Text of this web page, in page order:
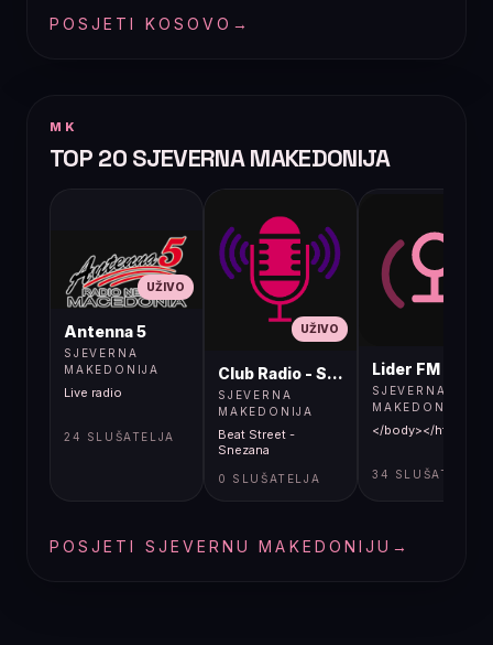
POSJETI KOSOVO →
MK
TOP 20 SJEVERNA MAKEDONIJA
UŽIVO
Antenna 5
SJEVERNA
MAKEDONIJA
Live radio
24 SLUŠATELJA
UŽIVO
Club Radio - Skopje, Mcedonia
SJEVERNA
MAKEDONIJA
Beat Street -
Snezana
0 SLUŠATELJA
Lider FM 107,4
SJEVERNA
MAKEDONIJA
</body></html>
34 SLUŠATELJA
POSJETI SJEVERNU MAKEDONIJU →